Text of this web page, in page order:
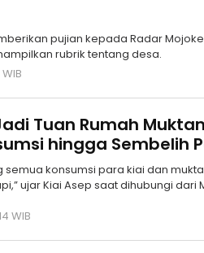
pujian kepada Radar
rubrik tentang desa.
Tuan Rumah
hingga Sembelih
semua konsumsi para kiai dan
ujar Kiai Asep saat dihubungi dari
WIB